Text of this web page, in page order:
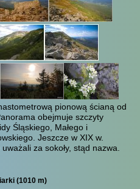
pionową ścianą od
obejmuje szczyty
Śląskiego, Małego i
Jeszcze w XIX w.
za sokoły, stąd nazwa.
(1010 m)